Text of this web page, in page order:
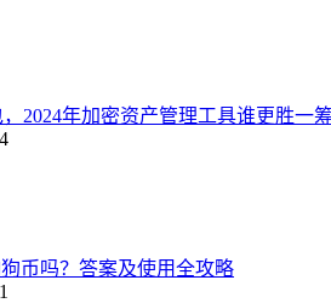
，2024年加密资产管理工具谁更胜一
币吗？答案及使用全攻略